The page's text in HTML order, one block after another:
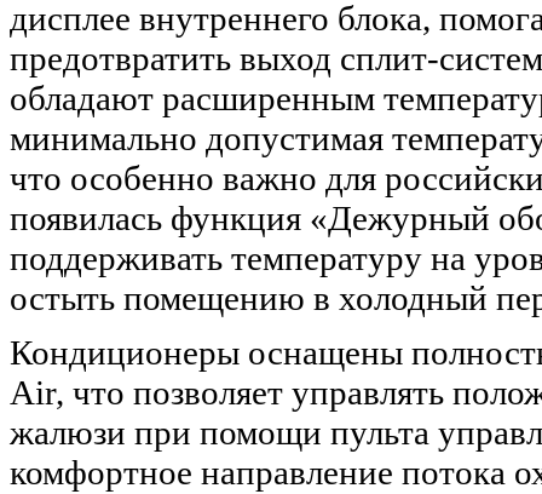
дисплее внутреннего блока,
предотвратить выход сплит-
обладают расширенным
минимально допустимая
что особенно важно для
появилась функция «Дежурный
поддерживать температуру на
остыть помещению в холодный
Кондиционеры оснащены
Air, что позволяет управлять
жалюзи при помощи пульта
комфортное направление потока